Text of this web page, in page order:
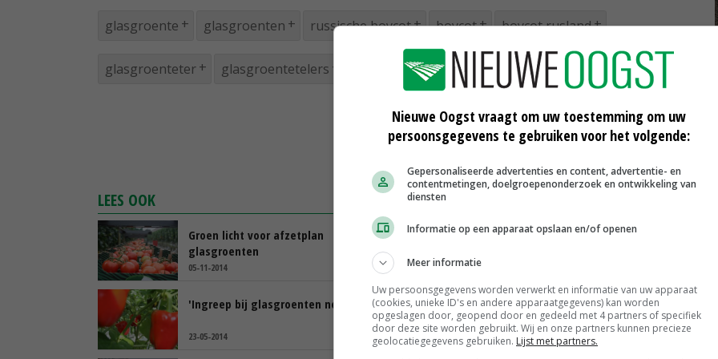
glasgroente glasgroenten russische boycot boycot boycot rusland
glasgroenteter glasgroentetelers
LEES OOK
Groen licht voor afzetplan
glasgroenten
05-11-2014
Meerprijs Duitse glasgroente onder
'Ingreep bij glasgroenten nodig'
23-05-2014
Minder rode cijfers in
glasgroenteteelt
31-01-2013
Nieuwe Oogst vraagt om uw toestemming om uw
persoonsgegevens te gebruiken voor het volgende:
Gepersonaliseerde advertenties en content, advertentie- en
contentmetingen, doelgroepenonderzoek en ontwikkeling van
diensten
Informatie op een apparaat opslaan en/of openen
Meer informatie
Uw persoonsgegevens worden verwerkt en informatie van uw apparaat
(cookies, unieke ID's en andere apparaatgegevens) kan worden
opgeslagen door, geopend door en gedeeld met 4 partners of specifiek
door deze site worden gebruikt. Wij en onze partners kunnen precieze
geolocatiegegevens gebruiken. Lijst met partners.